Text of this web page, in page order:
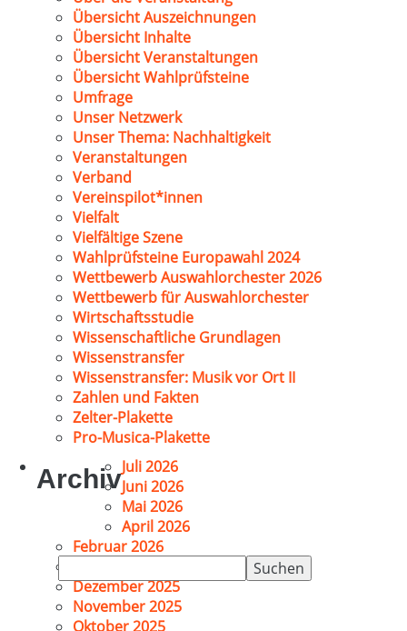
Suchen
nach:
Übersicht Auszeichnungen
Übersicht Inhalte
Übersicht Veranstaltungen
Übersicht Wahlprüfsteine
Umfrage
Unser Netzwerk
Unser Thema: Nachhaltigkeit
Veranstaltungen
Verband
Vereinspilot*innen
Vielfalt
Vielfältige Szene
Wahlprüfsteine Europawahl 2024
Wettbewerb Auswahlorchester 2026
Wettbewerb für Auswahlorchester
Wirtschaftsstudie
Wissenschaftliche Grundlagen
Wissenstransfer
Wissenstransfer: Musik vor Ort II
Zahlen und Fakten
Zelter-Plakette
Pro-Musica-Plakette
ArchivJuli 2026
Juni 2026
Mai 2026
April 2026
Februar 2026
Dezember 2025
November 2025
Oktober 2025